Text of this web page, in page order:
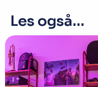
Les også...